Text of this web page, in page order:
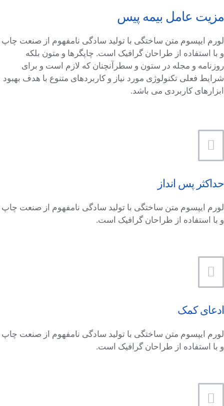
مزیت عامل بیمه پیس
لورم ایپسوم متن ساختگی با تولید سادگی نامفهوم از صنعت چاپ
و با استفاده از طراحان گرافیک است. چاپگرها و متون بلکه
روزنامه و مجله در ستون و سطرآنچنان که لازم است و برای
شرایط فعلی تکنولوژی مورد نیاز و کاربردهای متنوع با هدف بهبود
ابزارهای کاربردی می باشد.
حداکثر پس انداز
لورم ایپسوم متن ساختگی با تولید سادگی نامفهوم از صنعت چاپ
و با استفاده از طراحان گرافیک است.
ادعای کمک
لورم ایپسوم متن ساختگی با تولید سادگی نامفهوم از صنعت چاپ
و با استفاده از طراحان گرافیک است.